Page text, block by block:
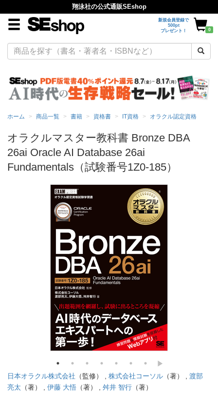
翔泳社の公式通販SEshop
新規会員登録で
500pt
プレゼント！
0
ホーム 商品一覧 書籍 資格書 IT資格 オラクル認定資格
オラクルマスター教科書 Bronze DBA
26ai Oracle AI Database 26ai
Fundamentals（試験番号1Z0-185）
日本オラクル株式会社 （監修） , 株式会社コーソル （著） , 渡部
亮太 （著） , 伊藤 大悟 （著） , 舛井 智行 （著）